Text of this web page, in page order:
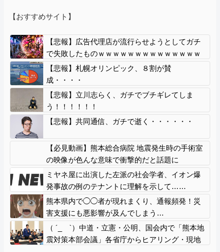
【おすすめサイト】
【悲報】広告代理店が流行らせようとしてガチ
で失敗したものｗｗｗｗｗｗｗｗｗｗｗｗｗｗ
ｗｗｗｗｗｗ
【悲報】札幌オリンピック、８割が賛
成・・・・
【悲報】立川志らく、ガチでブチギレてしま
う！！！！！！
【悲報】共同通信、ガチで逝く・・・・・・
【必見動画】熊本総合病院 地震発生時の手術室
の映像が色んな意味で衝撃的だと話題に
ミヤネ屋に出演した左派の社会学者、イオン爆
発事故の例のテナントに理解を示して……
熊本県内で◯◯者が現れまくり、通報頻発！災
害支援にも悪影響が及んでしまう…
（ ´_ゝ`）中道・立憲・公明、国会内で「熊本地
震対策本部会議」各省庁からヒアリング・現地